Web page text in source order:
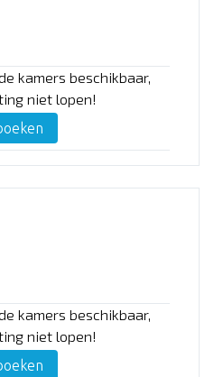
kamers beschikbaar,
niet lopen!
kamers beschikbaar,
niet lopen!